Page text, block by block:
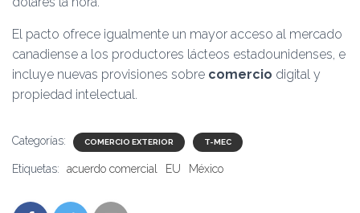
El pacto ofrece igualmente un mayor acceso al mercado
canadiense a los productores lácteos estadounidenses, e
incluye nuevas provisiones sobre comercio digital y
propiedad intelectual.
Categorías: COMERCIO EXTERIOR T-MEC
Etiquetas: acuerdo comercial EU México